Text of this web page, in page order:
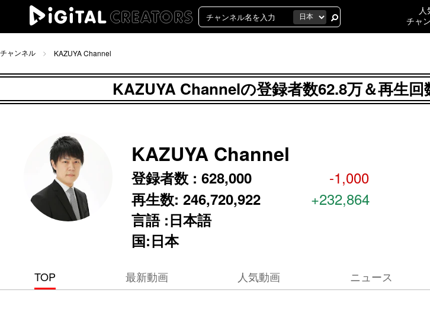
人
チャ
チャンネル KAZUYA Channel
KAZUYA Channelの登録者数62.8万＆再生回
KAZUYA Channel
登録者数 : 628,000 -1,000
再生数: 246,720,922 +232,864
言語 :日本語
国:日本
TOP 最新動画 人気動画 ニュース